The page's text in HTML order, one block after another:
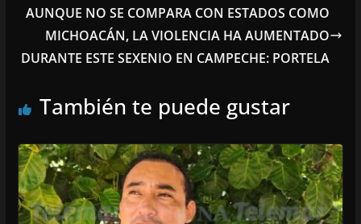
AUNQUE NO SE COMPARA CON ESTADOS COMO
MICHOACÁN, LA VIOLENCIA HA AUMENTADO
DURANTE ESTE SEXENIO EN CAMPECHE: PORTELA
También te puede gustar